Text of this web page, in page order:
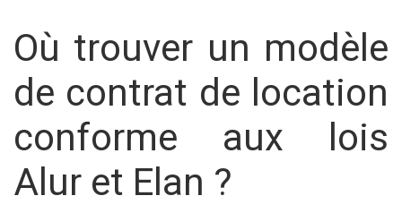
Où trouver un modèle
de contrat de location
conforme aux lois
Alur et Elan ?